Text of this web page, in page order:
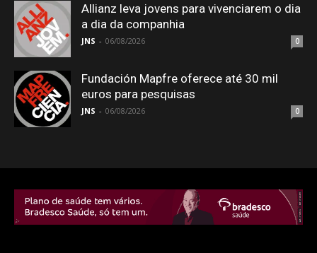
Allianz leva jovens para vivenciarem o dia
a dia da companhia
JNS - 06/08/2026 0
Fundación Mapfre oferece até 30 mil
euros para pesquisas
JNS - 06/08/2026 0